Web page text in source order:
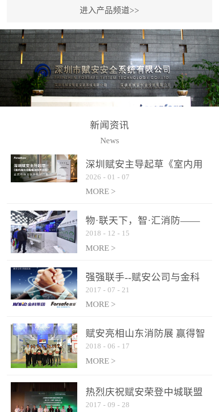
事故频发，传统的火灾探
测方法已无法满足要求。
尤其是目前众多的大型影
剧院、会议展览中心、体
育馆、大型仓库和隧道空
间等，其建筑结构特殊、
火灾隐患多。一旦发生火
传统的火灾关测器无法被
及时缺发，不能及早发现
和有效扑救火火，这不仅
力和闲难，同时也将造成
巨大的经济损失和社会影
响，基至还会造成人员伤
亡。图像型火灾探测器正
是针对这种高大空间建筑
物的消防设施、设备通过
现场图像的实时获取、预
处理和特征提取分析，实
现火焰的跟踪和识别。能
更早的进行预警，达到早
报早防的效果。 系统构
成示意图： 图像型火灾
和监控端两大部分组成。
两者之间通过以太网相
用了具有仲裁机制和冗余
校验的总线传输技术、线
路状态检测与保护技术、
后向光电感烟探测技术、
高可靠的系统抗干扰技术
等多项专利技术和专有技
警领域三十多年技术积累
和工程实践的结晶。
进入产品频道>>
新闻资讯
News
深圳赋安主导起草《室内用
光动能电池技术规程》 正式
布局光伏新能源产业
2026 - 01 - 07
MORE >
物·联天下，智·汇消防——
赋安F&S 2018上海消防展圆
满落幕
2018 - 12 - 15
MORE >
强强联手--赋安公司与金科
集团达成战略合作协议
2017 - 07 - 21
MORE >
赋安亮相山东消防展 赢得智
慧消防新荣耀
2018 - 06 - 17
MORE >
热烈庆祝赋安荣登中城联盟
联合采购战略合作平台
2017 - 09 - 28